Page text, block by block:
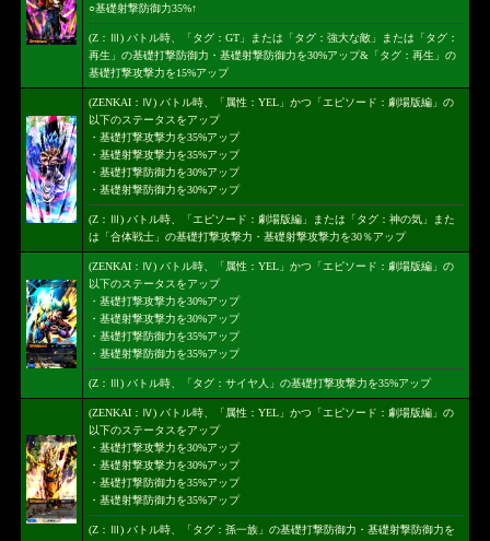
○基礎射撃防御力35%↑
(Z：Ⅲ) バトル時、「タグ：GT」または「タグ：強大な敵」または「タグ：
再生」の基礎打撃防御力・基礎射撃防御力を30%アップ&「タグ：再生」の
基礎打撃攻撃力を15%アップ
(ZENKAI：Ⅳ) バトル時、「属性：YEL」かつ「エピソード：劇場版編」の
以下のステータスをアップ
・基礎打撃攻撃力を35%アップ
・基礎射撃攻撃力を35%アップ
・基礎打撃防御力を30%アップ
・基礎射撃防御力を30%アップ
(Z：Ⅲ) バトル時、「エピソード：劇場版編」または「タグ：神の気」また
は「合体戦士」の基礎打撃攻撃力・基礎射撃攻撃力を30％アップ
(ZENKAI：Ⅳ) バトル時、「属性：YEL」かつ「エピソード：劇場版編」の
以下のステータスをアップ
・基礎打撃攻撃力を30%アップ
・基礎射撃攻撃力を30%アップ
・基礎打撃防御力を35%アップ
・基礎射撃防御力を35%アップ
(Z：Ⅲ) バトル時、「タグ：サイヤ人」の基礎打撃攻撃力を35%アップ
(ZENKAI：Ⅳ) バトル時、「属性：YEL」かつ「エピソード：劇場版編」の
以下のステータスをアップ
・基礎打撃攻撃力を30%アップ
・基礎射撃攻撃力を30%アップ
・基礎打撃防御力を35%アップ
・基礎射撃防御力を35%アップ
(Z：Ⅲ) バトル時、「タグ：孫一族」の基礎打撃防御力・基礎射撃防御力を